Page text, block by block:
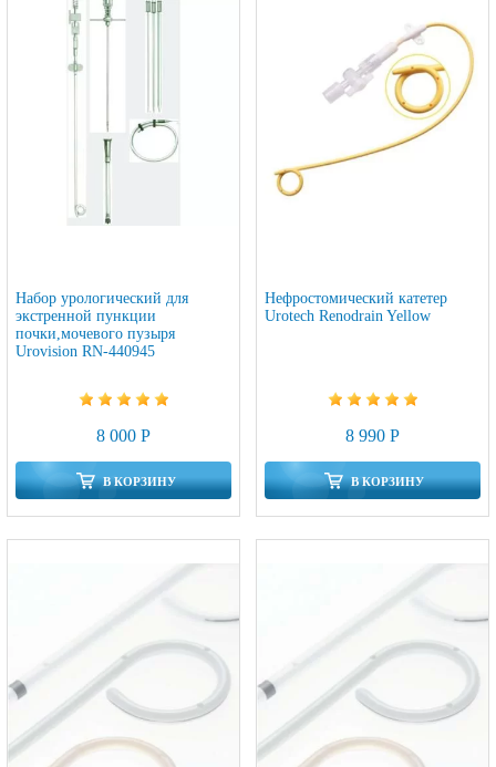
Набор урологический для
экстренной пункции
почки,мочевого пузыря
Urovision RN-440945
8 000 Р
В КОРЗИНУ
Нефростомический катетер
Urotech Renodrain Yellow
8 990 Р
В КОРЗИНУ